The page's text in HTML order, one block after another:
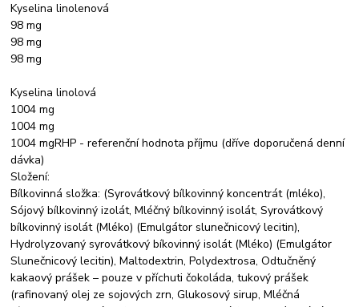
Kyselina linolenová
98 mg
98 mg
98 mg
Kyselina linolová
1004 mg
1004 mg
1004 mgRHP - referenční hodnota příjmu (dříve doporučená denní
dávka)
Složení:
Bílkovinná složka: (Syrovátkový bílkovinný koncentrát (mléko),
Sójový bílkovinný izolát, Mléčný bílkovinný isolát, Syrovátkový
bílkovinný isolát (Mléko) (Emulgátor slunečnicový lecitin),
Hydrolyzovaný syrovátkový bíkovinný isolát (Mléko) (Emulgátor
Slunečnicový lecitin), Maltodextrin, Polydextrosa, Odtučněný
kakaový prášek – pouze v příchuti čokoláda, tukový prášek
(rafinovaný olej ze sojových zrn, Glukosový sirup, Mléčná